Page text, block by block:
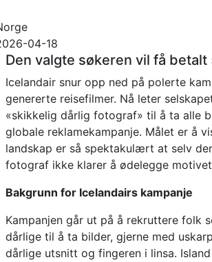
04-18
Den valgte søkeren vil få
Icelandair snur opp ned på polerte
genererte reisefilmer. Nå leter
«skikkelig dårlig fotograf» til å ta alle
globale reklamekampanje. Målet er å
landskap er så spektakulært at selv
fotograf ikke klarer å ødelegge
Bakgrunn for Icelandairs kampanje
Kampanjen går ut på å rekruttere folk
dårlige til å ta bilder, gjerne med
dårlige utsnitt og fingeren i linsa.